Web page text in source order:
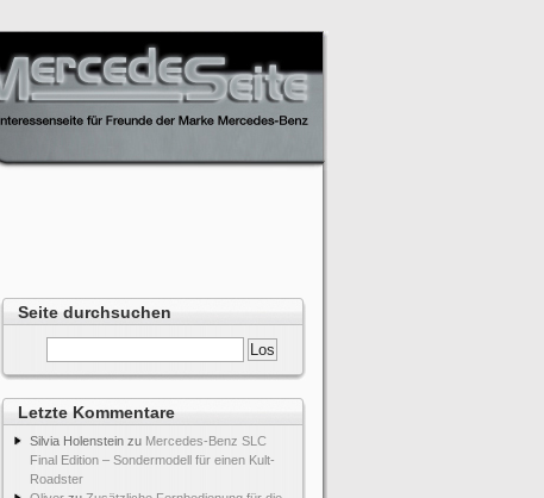
Seite durchsuchen
Letzte Kommentare
Silvia Holenstein zu Mercedes-Benz SLC
Final Edition – Sondermodell für einen Kult-
Roadster